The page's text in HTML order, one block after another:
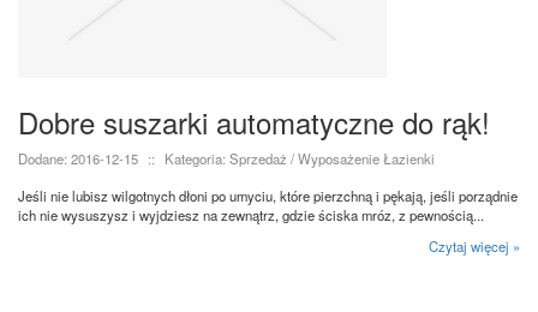
Dobre suszarki automatyczne do rąk!
Dodane: 2016-12-15 ::
Kategoria: Sprzedaż / Wyposażenie Łazienki
Jeśli nie lubisz wilgotnych dłoni po umyciu, które pierzchną i pękają, jeśli porządnie
ich nie wysuszysz i wyjdziesz na zewnątrz, gdzie ściska mróz, z pewnością...
Czytaj więcej »